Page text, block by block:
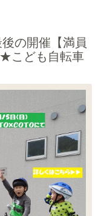
の開催【満員
こども自転車